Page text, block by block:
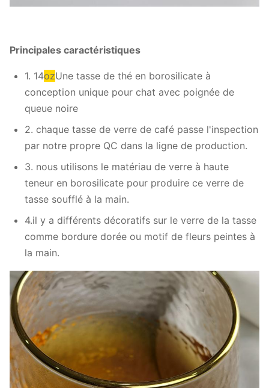
Principales caractéristiques
1. 14ozUne tasse de thé en borosilicate à
conception unique pour chat avec poignée de
queue noire
2. chaque tasse de verre de café passe l'inspection
par notre propre QC dans la ligne de production.
3. nous utilisons le matériau de verre à haute
teneur en borosilicate pour produire ce verre de
tasse soufflé à la main.
4.il y a différents décoratifs sur le verre de la tasse
comme bordure dorée ou motif de fleurs peintes à
la main.